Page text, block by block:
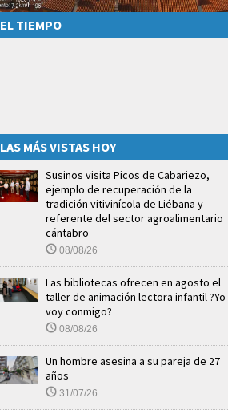
EL TIEMPO
LAS MÁS VISTAS HOY
Susinos visita Picos de Cabariezo,
ejemplo de recuperación de la
tradición vitivinícola de Liébana y
referente del sector agroalimentario
cántabro
08/08/26
Las bibliotecas ofrecen en agosto el
taller de animación lectora infantil ?Yo
voy conmigo?
08/08/26
Un hombre asesina a su pareja de 27
años
31/07/26